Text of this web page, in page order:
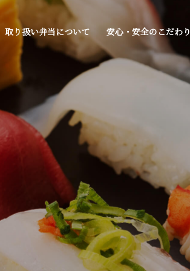
取り扱い弁当について 安心・安全のこだわり